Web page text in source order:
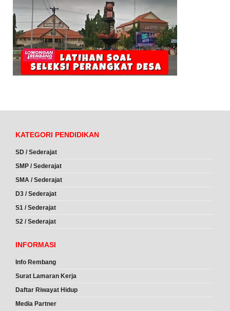
KATEGORI PENDIDIKAN
SD / Sederajat
SMP / Sederajat
SMA / Sederajat
D3 / Sederajat
S1 / Sederajat
S2 / Sederajat
INFORMASI
Info Rembang
Surat Lamaran Kerja
Daftar Riwayat Hidup
Media Partner